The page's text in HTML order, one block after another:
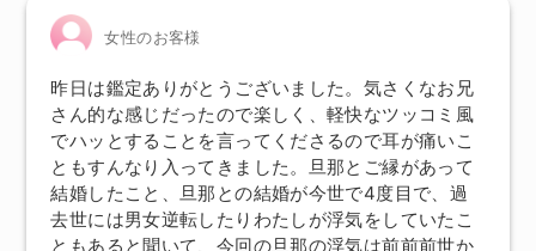
女性のお客様
昨日は鑑定ありがとうございました。気さくなお兄
さん的な感じだったので楽しく、軽快なツッコミ風
でハッとすることを言ってくださるので耳が痛いこ
ともすんなり入ってきました。旦那とご縁があって
結婚したこと、旦那との結婚が今世で4度目で、過
去世には男女逆転したりわたしが浮気をしていたこ
ともあると聞いて、今回の旦那の浮気は前前前世か